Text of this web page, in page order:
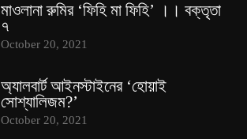
মাওলানা রুমির ‘ফিহি মা ফিহি’ ।। বক্তৃতা
৭
October 20, 2021
অ্যালবার্ট আইনস্টাইনের ‘হোয়াই
সোশ্যালিজম?’
October 20, 2021